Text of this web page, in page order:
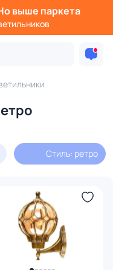
выше паркета
Стиль: ретро